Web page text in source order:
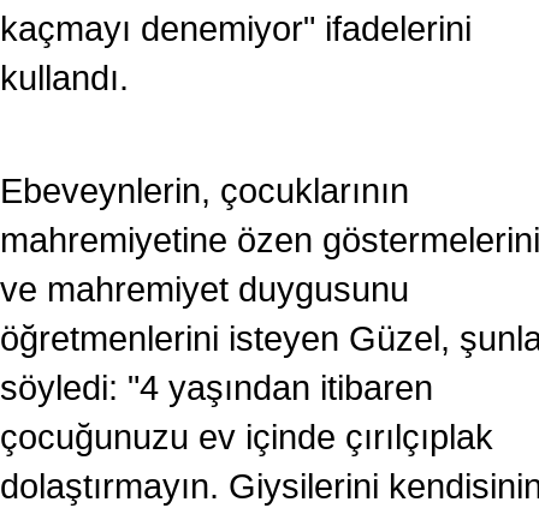
kaçmayı denemiyor" ifadelerini
kullandı.
Ebeveynlerin, çocuklarının
mahremiyetine özen göstermelerini
ve mahremiyet duygusunu
öğretmenlerini isteyen Güzel,
söyledi: "4 yaşından itibaren
çocuğunuzu ev içinde çırılçıplak
dolaştırmayın. Giysilerini